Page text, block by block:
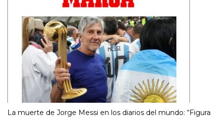
La muerte de Jorge Messi en los diarios del mundo: “Figura